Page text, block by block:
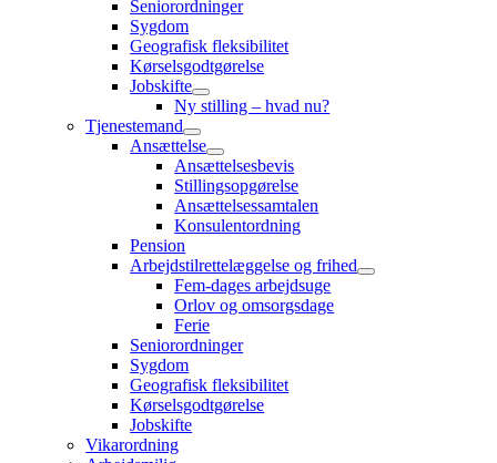
Seniorordninger
Sygdom
Geografisk fleksibilitet
Kørselsgodtgørelse
Jobskifte
Ny stilling – hvad nu?
Tjenestemand
Ansættelse
Ansættelsesbevis
Stillingsopgørelse
Ansættelsessamtalen
Konsulentordning
Pension
Arbejdstilrettelæggelse og frihed
Fem-dages arbejdsuge
Orlov og omsorgsdage
Ferie
Seniorordninger
Sygdom
Geografisk fleksibilitet
Kørselsgodtgørelse
Jobskifte
Vikarordning